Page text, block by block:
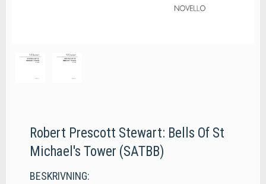
Robert Prescott Stewart: Bells Of St
Michael's Tower (SATBB)
BESKRIVNING: